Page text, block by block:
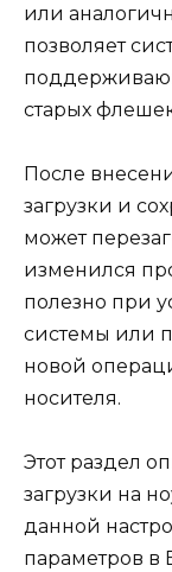
или
позволяет
старых
После
загрузки и
может
изменился
полезно при
системы или
новой
носителя.
Этот раздел
загрузки на
данной
параметров в